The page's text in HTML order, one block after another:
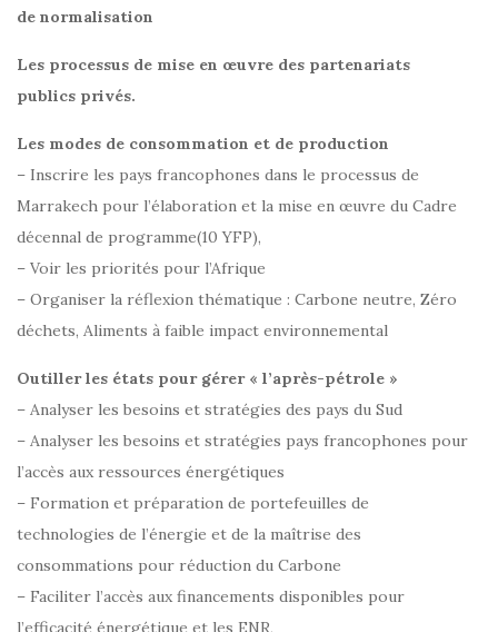
de normalisation
Les processus de mise en œuvre des partenariats
publics privés.
Les modes de consommation et de production
– Inscrire les pays francophones dans le processus de
Marrakech pour l’élaboration et la mise en œuvre du Cadre
décennal de programme(10 YFP),
– Voir les priorités pour l’Afrique
– Organiser la réflexion thématique : Carbone neutre, Zéro
déchets, Aliments à faible impact environnemental
Outiller les états pour gérer « l’après-pétrole »
– Analyser les besoins et stratégies des pays du Sud
– Analyser les besoins et stratégies pays francophones pour
l’accès aux ressources énergétiques
– Formation et préparation de portefeuilles de
technologies de l’énergie et de la maîtrise des
consommations pour réduction du Carbone
– Faciliter l’accès aux financements disponibles pour